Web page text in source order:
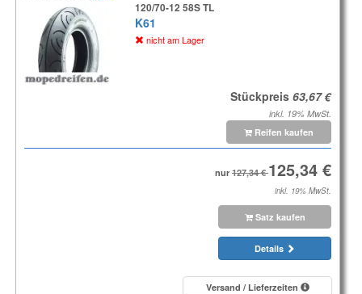
120/70-12 58S TL
K61
nicht am Lager
Stückpreis
inkl. 19% MwSt.
Reifen kaufen
nur
inkl. 19% MwSt.
Satz kaufen
Details
Versand / Lieferzeiten